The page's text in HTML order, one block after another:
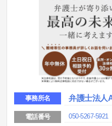
事務所名 弁護士法人
電話番号 050-5267-5921